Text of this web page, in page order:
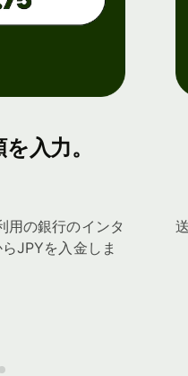
入力。
用の銀行のインタ
JPYを入金しま